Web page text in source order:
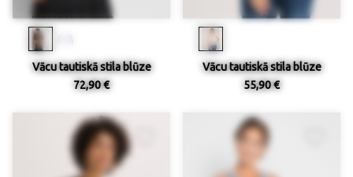
Vācu tautiskā stila blūze
72,90 €
Vācu tautiskā stila blūze
55,90 €